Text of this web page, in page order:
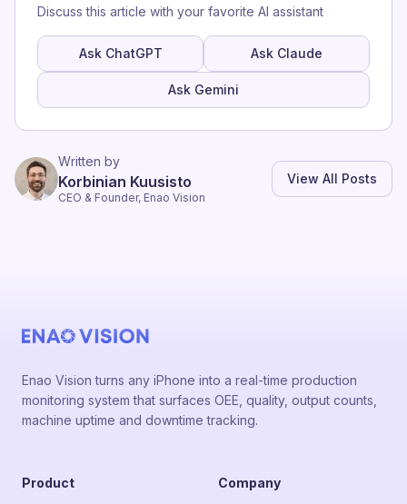
Discuss this article with your favorite AI assistant
Ask ChatGPT Ask Claude
Ask Gemini
Written by
Korbinian Kuusisto
CEO & Founder, Enao Vision
View All Posts
Enao Vision turns any iPhone into a real-time production
monitoring system that surfaces OEE, quality, output counts,
machine uptime and downtime tracking.
Product Company